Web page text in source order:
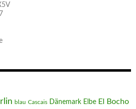
blau Cascais Dänemark Elbe El Bocho